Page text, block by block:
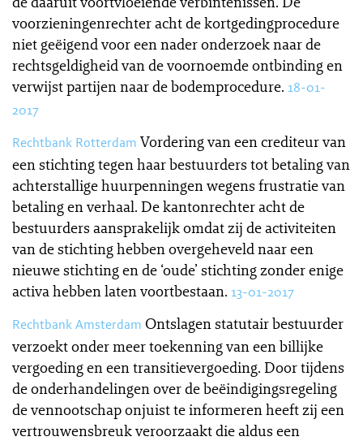
voorzieningenrechter acht de kortgedingprocedure
niet geëigend voor een nader onderzoek naar de
rechtsgeldigheid van de voornoemde ontbinding en
verwijst partijen naar de bodemprocedure. 18-01-
2017
Rechtbank Rotterdam Vordering van een crediteur van
een stichting tegen haar bestuurders tot betaling van
achterstallige huurpenningen wegens frustratie van
betaling en verhaal. De kantonrechter acht de
bestuurders aansprakelijk omdat zij de activiteiten
van de stichting hebben overgeheveld naar een
nieuwe stichting en de ‘oude’ stichting zonder enige
activa hebben laten voortbestaan. 13-01-2017
Rechtbank Amsterdam Ontslagen statutair bestuurder
verzoekt onder meer toekenning van een billijke
vergoeding en een transitievergoeding. Door tijdens
de onderhandelingen over de beëindigingsregeling
de vennootschap onjuist te informeren heeft zij een
vertrouwensbreuk veroorzaakt die aldus een